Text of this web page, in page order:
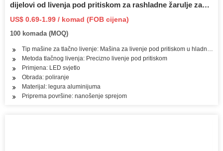
dijelovi od livenja pod pritiskom za rashladne žarulje za
High Bay LED lampe
US$ 0.69-1.99 / komad (FOB cijena)
100 komada (MOQ)
Tip mašine za tlačno livenje: Mašina za livenje pod pritiskom u hladnoj
Metoda tlačnog livenja: Precizno livenje pod pritiskom
Primjena: LED svjetlo
Obrada: poliranje
Materijal: legura aluminijuma
Priprema površine: nanošenje sprejom